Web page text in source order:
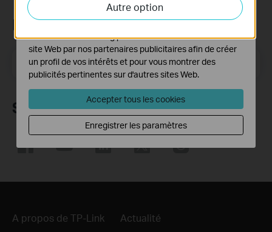
Newsletter TP-Link
E-mail S'enregistrer
Suivez-nous
A propos de TP-Link Actualité
Autre option
activités sur notre site Web pour améliorer et ajuster les
fonctionnalités de notre site Web.
Les cookies marketing peuvent être définis via notre
site Web par nos partenaires publicitaires afin de créer
un profil de vos intérêts et pour vous montrer des
publicités pertinentes sur d'autres sites Web.
Accepter tous les cookies
Enregistrer les paramètres